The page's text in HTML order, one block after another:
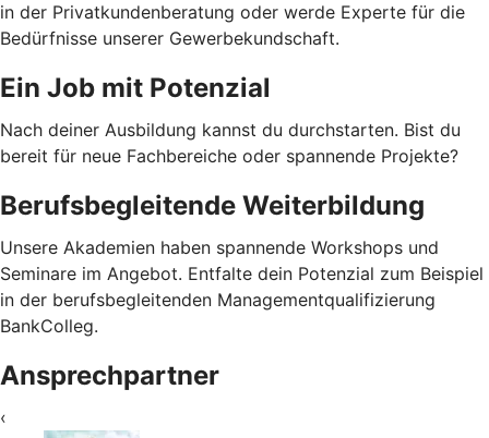
in der Privatkundenberatung oder werde Experte für die
Bedürfnisse unserer Gewerbekundschaft.
Ein Job mit Potenzial
Nach deiner Ausbildung kannst du durchstarten. Bist du
bereit für neue Fachbereiche oder spannende Projekte?
Berufsbegleitende Weiterbildung
Unsere Akademien haben spannende Workshops und
Seminare im Angebot. Entfalte dein Potenzial zum Beispiel
in der berufsbegleitenden Managementqualifizierung
BankColleg.
Ansprechpartner
‹